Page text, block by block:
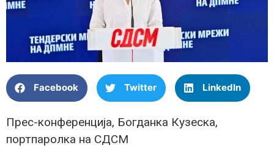
Facebook Twitter LinkedIn
Прес-конференција, Богданка Кузеска,
портпаролка на СДСМ